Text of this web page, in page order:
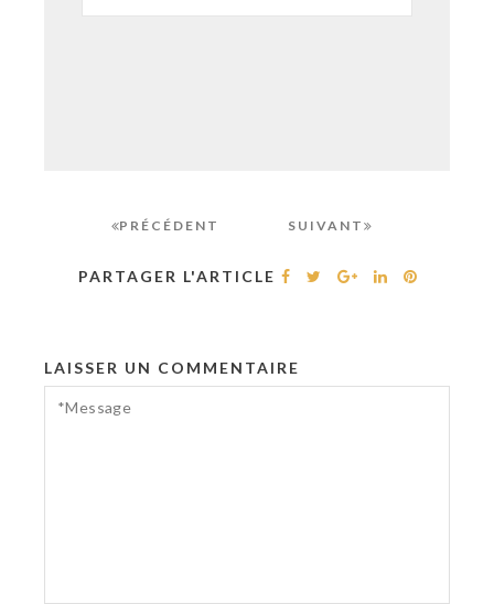
PRÉCÉDENT SUIVANT
PARTAGER L'ARTICLE
LAISSER UN COMMENTAIRE